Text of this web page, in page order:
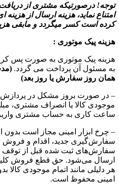
توجه! درصورتیکه مشتری از
امتناع نماید، هزینه ارسال از
کرده است کسر میگردد و مابقی
هزینه پیک موتوری :
هزینه پیک موتوری به صورت پس
به مسئول آن پرداخت می گردد.
همان روز سفارش یا روز بعد)
– در صورت بروز مشکل در پردازش
ساعت کاری به حساب مشتری
– چرخ ابزار امینی مجاز است
سفارش‌‏گیری جدید، اقدام و فروش
سفارش‌‏های ثبت شده قبل از
ارسال می‌‏شود. حق قطع فروش
هر دلیلی مانند اتمام موجودی کالا
امینی محفوظ است.